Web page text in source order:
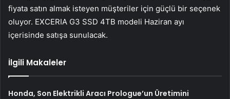
fiyata satın almak isteyen müşteriler için güçlü bir seçenek
oluyor. EXCERIA G3 SSD 4TB modeli Haziran ayı
içerisinde satışa sunulacak.
İlgili Makaleler
Honda, Son Elektrikli Aracı Prologue’un Üretimini